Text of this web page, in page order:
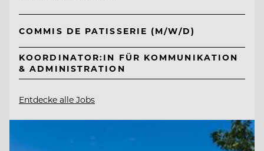
COMMIS DE PATISSERIE (M/W/D)
KOORDINATOR:IN FÜR KOMMUNIKATION
& ADMINISTRATION
Entdecke alle Jobs